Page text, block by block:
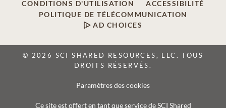
CONDITIONS D'UTILISATION
ACCESSIBILITÉ
POLITIQUE DE TÉLÉCOMMUNICATION
AD CHOICES
© 2026 SCI SHARED RESOURCES, LLC. TOUS
DROITS RÉSERVÉS.
Paramètres des cookies
Ce site est offert en tant que service de SCI Shared